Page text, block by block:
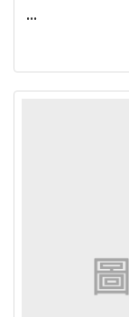
...